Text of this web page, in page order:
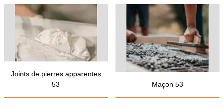
Joints de pierres apparentes
53
Maçon 53